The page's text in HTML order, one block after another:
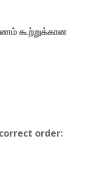
கூற்றுக்கான
order: